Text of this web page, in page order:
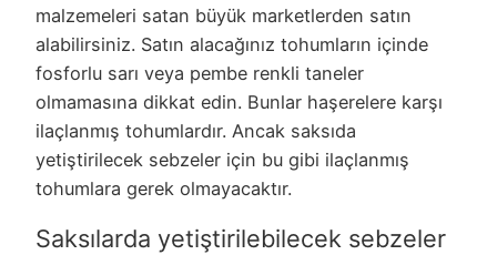
malzemeleri satan büyük marketlerden satın
alabilirsiniz. Satın alacağınız tohumların içinde
fosforlu sarı veya pembe renkli taneler
olmamasına dikkat edin. Bunlar haşerelere karşı
ilaçlanmış tohumlardır. Ancak saksıda
yetiştirilecek sebzeler için bu gibi ilaçlanmış
tohumlara gerek olmayacaktır.
Saksılarda yetiştirilebilecek sebzeler